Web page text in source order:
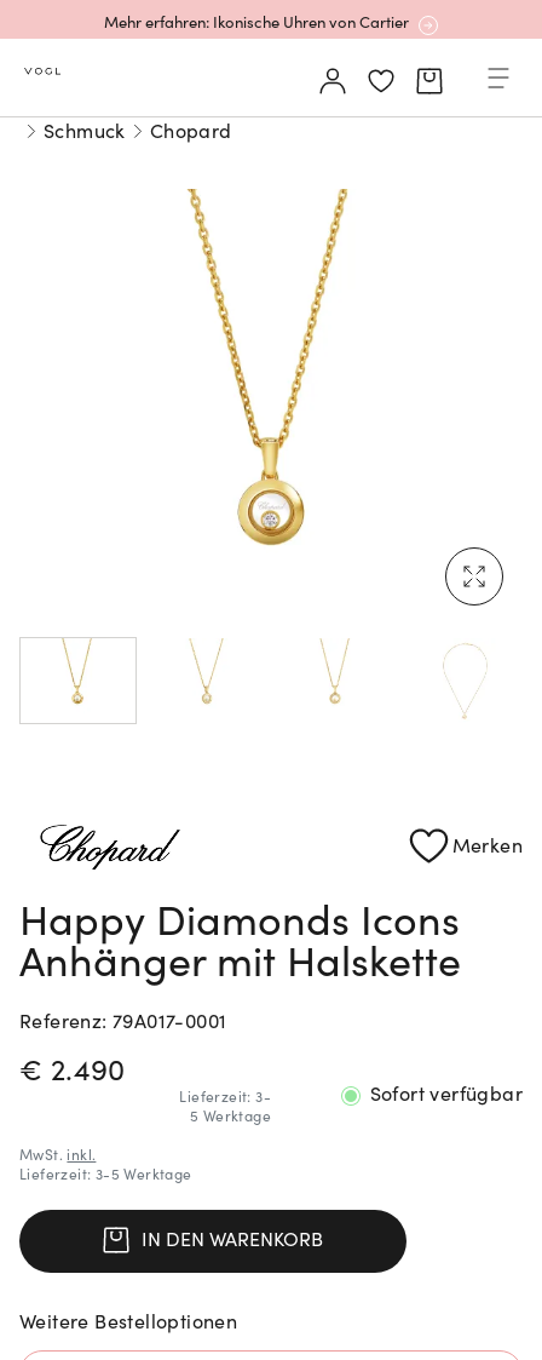
Mehr erfahren: Ikonische Uhren von Cartier
Rolex Certified Pre-Owned entdecken
Neu bei Vogl: Uhren von Grand Seiko
Neu bei Vogl: Cartier
Mehr erfahren: Ikonische Uhren von Cartier
Schmuck Chopard
Merken
Happy Diamonds Icons
Anhänger mit Halskette
Referenz: 79A017-0001
Sofort verfügbar
PREISINFORMATIONEN
€ 2.490
Lieferzeit: 3-
5 Werktage
MwSt. inkl.
Lieferzeit: 3-5 Werktage
IN DEN WARENKORB
Weitere Bestelloptionen